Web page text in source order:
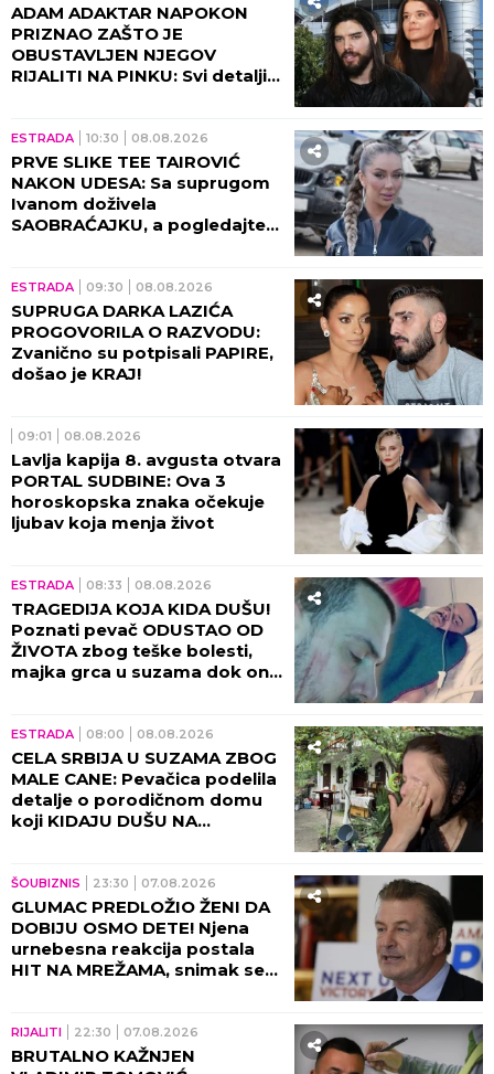
ADAM ADAKTAR NAPOKON
PRIZNAO ZAŠTO JE
OBUSTAVLJEN NJEGOV
RIJALITI NA PINKU: Svi detalji
ESTRADA 10:30 08.08.2026
PRVE SLIKE TEE TAIROVIĆ
NAKON UDESA: Sa suprugom
Ivanom doživela
SAOBRAĆAJKU, a pogledajte
ESTRADA 09:30 08.08.2026
SUPRUGA DARKA LAZIĆA
PROGOVORILA O RAZVODU:
Zvanično su potpisali PAPIRE,
došao je KRAJ!
09:01 08.08.2026
Lavlja kapija 8. avgusta otvara
PORTAL SUDBINE: Ova 3
horoskopska znaka očekuje
ljubav koja menja život
ESTRADA 08:33 08.08.2026
TRAGEDIJA KOJA KIDA DUŠU!
Poznati pevač ODUSTAO OD
ŽIVOTA zbog teške bolesti,
majka grca u suzama dok on
ESTRADA 08:00 08.08.2026
CELA SRBIJA U SUZAMA ZBOG
MALE CANE: Pevačica podelila
detalje o porodičnom domu
koji KIDAJU DUŠU NA
ŠOUBIZNIS 23:30 07.08.2026
GLUMAC PREDLOŽIO ŽENI DA
DOBIJU OSMO DETE! Njena
urnebesna reakcija postala
HIT NA MREŽAMA, snimak se
RIJALITI 22:30 07.08.2026
BRUTALNO KAŽNJEN